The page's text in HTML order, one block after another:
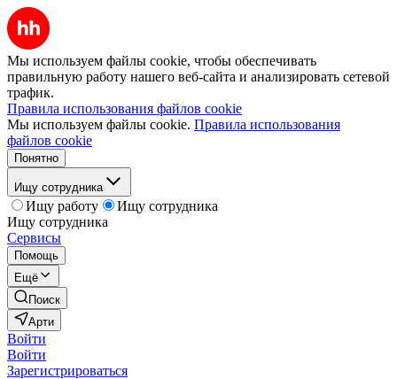
Мы используем файлы cookie, чтобы обеспечивать
правильную работу нашего веб-сайта и анализировать сетевой
трафик.
Правила использования файлов cookie
Мы используем файлы cookie. Правила использования
файлов cookie
Понятно
Ищу сотрудника
Ищу работу
Ищу сотрудника
Ищу сотрудника
Сервисы
Помощь
Ещё
Поиск
Арти
Войти
Войти
Зарегистрироваться